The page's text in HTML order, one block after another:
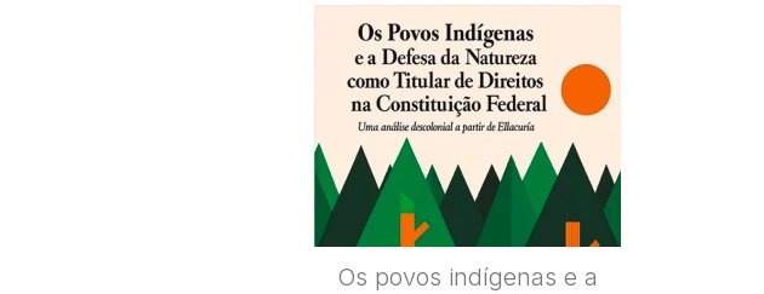
Os povos indígenas e a